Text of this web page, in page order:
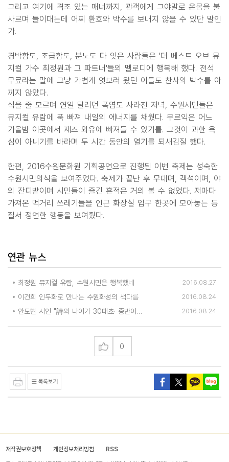
그리고 여기에 격조 있는 매너까지, 관객에게 그야말로 온몸을 불
사르며 들이대는데 어찌 환호와 박수를 보내지 않을 수 있단 말인
가.
경박함도, 조급함도, 분노도 다 잊은 사람들은 '더 베스트 오브 뮤
지컬 가수 최정원과 그 파트너'들의 멜로디에 행복해 했다. 전석
무료라는 말에 그냥 가볍게 엿보러 왔던 이들도 찬사의 박수를 아
끼지 않았다.
식을 줄 모르며 연일 달리던 폭염도 사라진 저녁, 수원시민들은
뮤지컬 유람에 푹 빠져 내일의 에너지를 채웠다. 무르익은 어느
가을밤 이곳에서 재즈 외유에 빠져들 수 있기를. 그것이 과한 욕
심이 아니기를 바라며 두 시간 동안의 열기를 되새김질 했다.
한편, 2016수원문화원 기획공연으로 진행된 이번 축제는 성숙한
수원시민의식을 보여주었다. 축제가 끝난 후 무대며, 객석이며, 야
외 잔디밭이며 시민들이 즐긴 흔적은 거의 볼 수 없었다. 저마다
가져온 먹거리 쓰레기들을 인근 화장실 입구 한곳에 모아놓는 등
질서 정연한 행동을 보여줬다.
연관 뉴스
최정원 뮤지컬 유람, 수원시민은 행복했네 2016.08.27
이건희 인두화로 만나는 수원화성의 색다름 2016.08.24
안도현 시인 "詩의 나이가 30대초· 중반이면 좋겠다" 2016.08.24
0
저작권보호정책 개인정보처리방침 RSS